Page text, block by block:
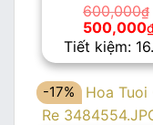
600,000₫
Giá
gốc
là:
600,000₫.
500,000
Tiết kiệm:
-17%